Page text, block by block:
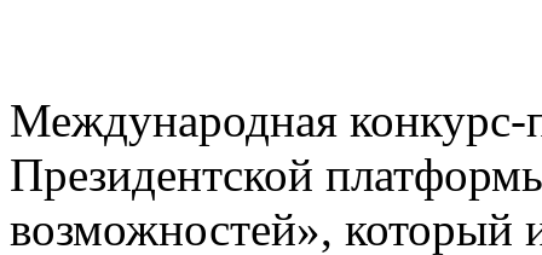
Международная
Президентской
возможностей», который